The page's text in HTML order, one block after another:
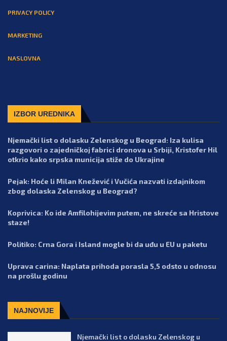
PRIVACY POLICY
MARKETING
NASLOVNA
IZBOR UREDNIKA
Njemački list o dolasku Zelenskog u Beograd: Iza kulisa
razgovori o zajedničkoj fabrici dronova u Srbiji, Kristofer Hil
otkrio kako srpska municija stiže do Ukrajine
Pejak: Hoće li Milan Knežević i Vučića nazvati izdajnikom
zbog dolaska Zelenskog u Beograd?
Koprivica: Ko ide Amfilohijevim putem, ne skreće sa Hristove
staze!
Politiko: Crna Gora i Island mogle bi da uđu u EU u paketu
Uprava carina: Naplata prihoda porasla 5,5 odsto u odnosu
na prošlu godinu
NAJNOVIJE
Njemački list o dolasku Zelenskog u